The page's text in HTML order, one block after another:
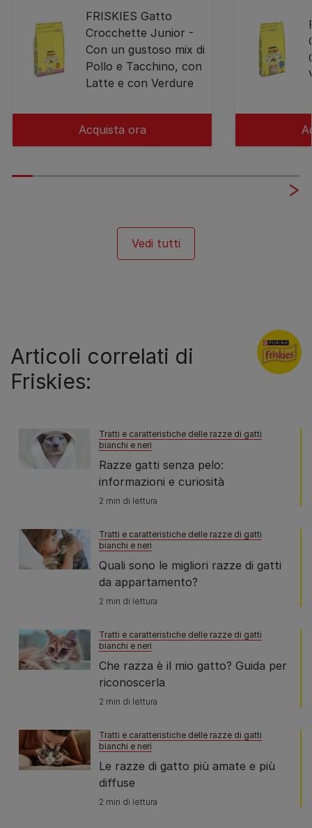
FRISKIES Gatto
Crocchette Junior -
Con un gustoso mix di
Pollo e Tacchino, con
Latte e con Verdure
Acquista ora
Vedi tutti
Articoli correlati di
Friskies:
Tratti e caratteristiche delle razze di gatti
bianchi e neri
Razze gatti senza pelo:
informazioni e curiosità
2 min di lettura
Tratti e caratteristiche delle razze di gatti
bianchi e neri
Quali sono le migliori razze di gatti
da appartamento?
2 min di lettura
Tratti e caratteristiche delle razze di gatti
bianchi e neri
Che razza è il mio gatto? Guida per
riconoscerla
2 min di lettura
Tratti e caratteristiche delle razze di gatti
bianchi e neri
Le razze di gatto più amate e più
diffuse
2 min di lettura